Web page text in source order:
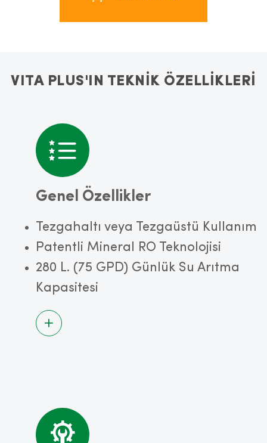
VITA PLUS'IN TEKNİK ÖZELLİKLERİ
Genel Özellikler
Tezgahaltı veya Tezgaüstü Kullanım
Patentli Mineral RO Teknolojisi
280 L. (75 GPD) Günlük Su Arıtma
Kapasitesi